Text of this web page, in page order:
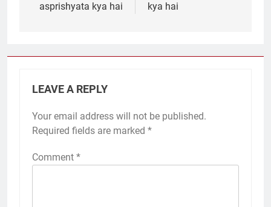
asprishyata kya hai
kya hai
LEAVE A REPLY
Your email address will not be published.
Required fields are marked *
Comment *